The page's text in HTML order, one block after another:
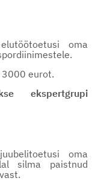
oma
3000 eurot.
ekspertgrupi
oma
silma paistnud